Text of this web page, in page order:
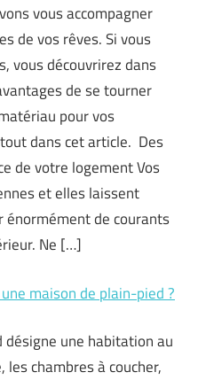
vous accompagner
de vos rêves. Si vous
vous découvrirez dans
de se tourner
pour vos
dans cet article. Des
de votre logement Vos
et elles laissent
de courants
Ne […]
maison de plain-pied ?
une habitation au
chambres à coucher,